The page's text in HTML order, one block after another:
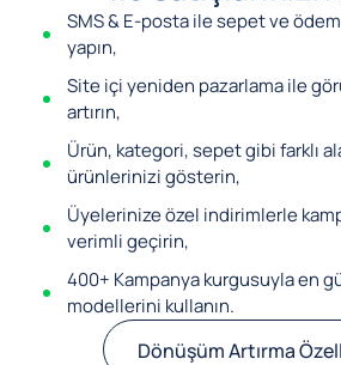
SMS & E-posta ile sepet ve
yapın,
Site içi yeniden pazarlama ile
artırın,
Ürün, kategori, sepet gibi farklı
ürünlerinizi gösterin,
Üyelerinize özel indirimlerle
verimli geçirin,
400+ Kampanya kurgusuyla en
modellerini kullanın.
Dönüşüm Artırma